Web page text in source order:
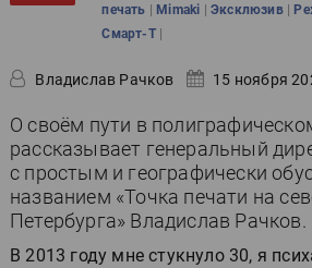
печать |Mimaki |Эксклюзив |
Смарт-Т |
Владислав Рачков 15 ноября
О своём пути в
рассказывает генеральный
с простым и географически
названием «Точка печати на
Петербурга» Владислав Рачков.
В 2013 году мне стукнуло 30, я